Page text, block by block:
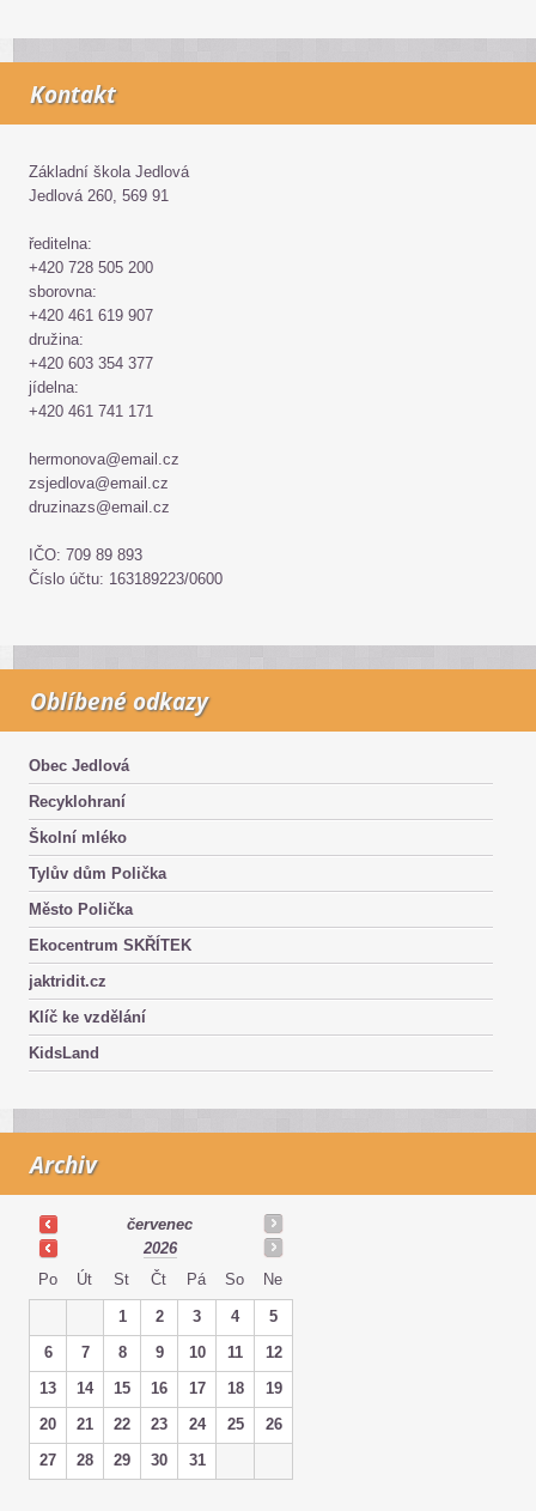
Kontakt
Základní škola Jedlová
Jedlová 260, 569 91
ředitelna:
+420 728 505 200
sborovna:
+420 461 619 907
družina:
+420 603 354 377
jídelna:
+420 461 741 171
hermonova@email.cz
zsjedlova@email.cz
druzinazs@email.cz
IČO: 709 89 893
Číslo účtu: 163189223/0600
Oblíbené odkazy
Obec Jedlová
Recyklohraní
Školní mléko
Tylův dům Polička
Město Polička
Ekocentrum SKŘÍTEK
jaktridit.cz
Klíč ke vzdělání
KidsLand
Archiv
červenec
2026
Po
Út St Čt Pá So Ne
1 2 3 4
5
6
7 8 9 10 11
12
13
14 15 16 17 18
19
20
21 22 23 24 25
26
27
28 29 30 31